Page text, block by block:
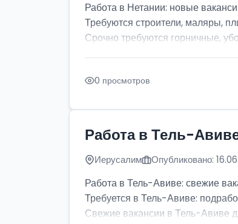
Работа в Нетании: новые
Требуются строители, маляры,
Срочно требуются горничные,
0 просмотров
Работа в Тель-
Иерусалим Опубликовано:
Работа в Тель-Авиве: свежие
Требуется в Тель-Авиве:
Свежие вакансии в Тель-Авиве